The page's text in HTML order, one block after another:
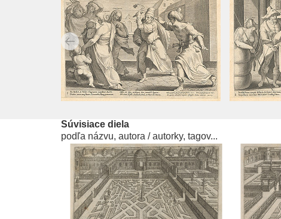
Súvisiace diela
podľa názvu, autora / autorky, tagov...